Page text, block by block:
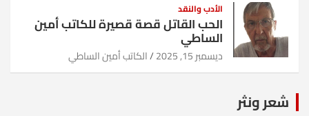
الأدب والنقد
الحب القاتل قصة قصيرة للكاتب أمين
الساطي
ديسمبر 15, 2025 الكاتب أمين الساطي
شعر ونثر